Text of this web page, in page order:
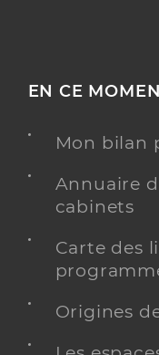
EN CE
Mon bilan
Annuaire
cabinets
Carte des
Origines